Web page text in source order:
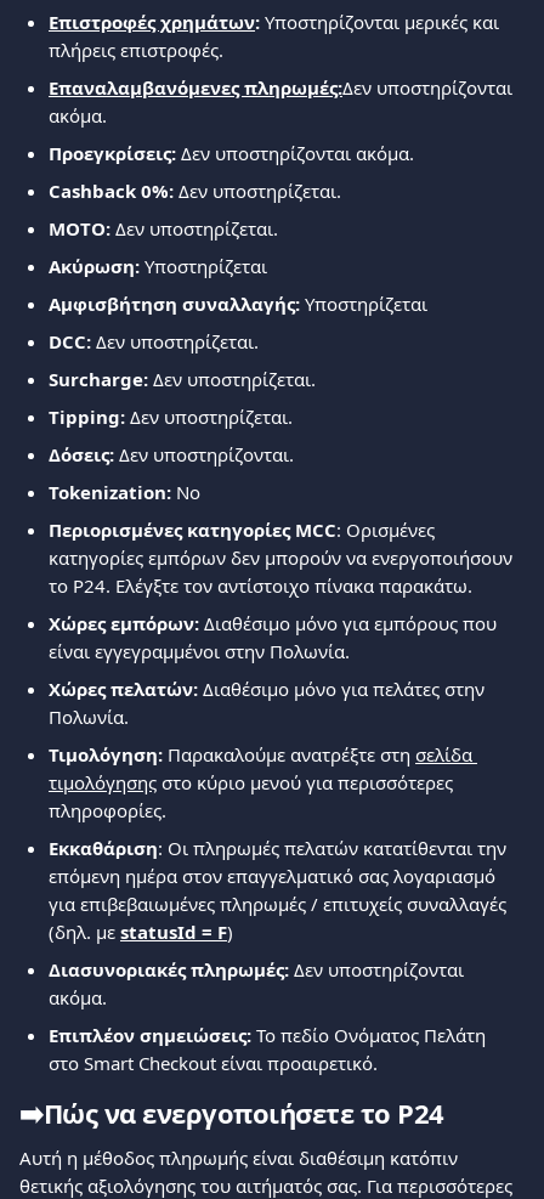
Επιστροφές χρημάτων: Υποστηρίζονται μερικές και
πλήρεις επιστροφές.
Επαναλαμβανόμενες πληρωμές:Δεν υποστηρίζονται
ακόμα.
Προεγκρίσεις: Δεν υποστηρίζονται ακόμα.
Cashback 0%: Δεν υποστηρίζεται.
MOTO: Δεν υποστηρίζεται.
Ακύρωση: Υποστηρίζεται
Αμφισβήτηση συναλλαγής: Υποστηρίζεται
DCC: Δεν υποστηρίζεται.
Surcharge: Δεν υποστηρίζεται.
Tipping: Δεν υποστηρίζεται.
Δόσεις: Δεν υποστηρίζονται.
Tokenization: No
Περιορισμένες κατηγορίες MCC: Ορισμένες
κατηγορίες εμπόρων δεν μπορούν να ενεργοποιήσουν
το P24. Ελέγξτε τον αντίστοιχο πίνακα παρακάτω.
Χώρες εμπόρων: Διαθέσιμο μόνο για εμπόρους που
είναι εγγεγραμμένοι στην Πολωνία.
Χώρες πελατών: Διαθέσιμο μόνο για πελάτες στην
Πολωνία.
Τιμολόγηση: Παρακαλούμε ανατρέξτε στη σελίδα
τιμολόγησης στο κύριο μενού για περισσότερες
πληροφορίες.
Εκκαθάριση: Οι πληρωμές πελατών κατατίθενται την
επόμενη ημέρα στον επαγγελματικό σας λογαριασμό
για επιβεβαιωμένες πληρωμές / επιτυχείς συναλλαγές
(δηλ. με statusId = F)
Διασυνοριακές πληρωμές: Δεν υποστηρίζονται
ακόμα.
Επιπλέον σημειώσεις: Το πεδίο Ονόματος Πελάτη
στο Smart Checkout είναι προαιρετικό.
➡️Πώς να ενεργοποιήσετε το P24
Αυτή η μέθοδος πληρωμής είναι διαθέσιμη κατόπιν
θετικής αξιολόγησης του αιτήματός σας. Για περισσότερες